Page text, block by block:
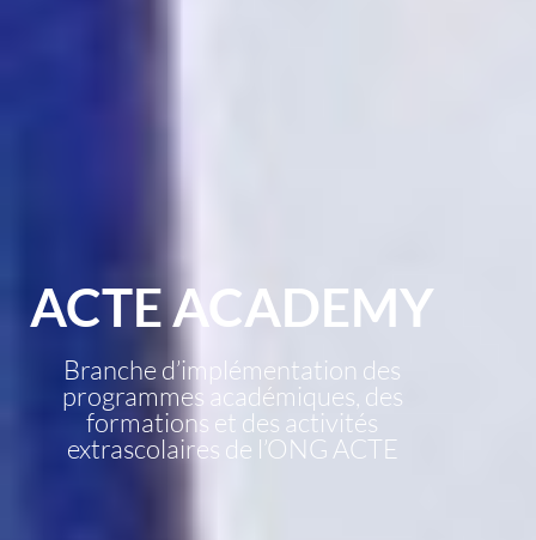
ACTE ACADEMY
Branche d’implémentation des
programmes académiques, des
formations et des activités
extrascolaires de l’ONG ACTE